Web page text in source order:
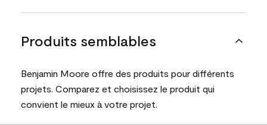
Produits semblables
Benjamin Moore offre des produits pour différents
projets. Comparez et choisissez le produit qui
convient le mieux à votre projet.